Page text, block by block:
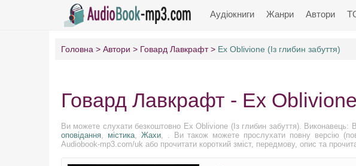
Аудіокниги Жанри Автори
Головна Автори Говард Лавкрафт Ex Oblivione (Із глибин забуття)
Говард Лавкрафт - Ex Oblivione
Ви можете слухати безкоштовно Ex Oblivione (Із глибин забуття).
оповідання, містика, Жахи, . Ви також можете прослухати повну версію
Audiobook-mp3.com/uk або прочитати короткий зміст, передмову, опис та